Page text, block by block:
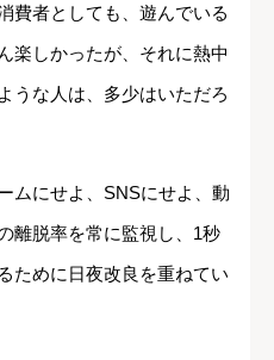
費者としても、遊んでいる
楽しかったが、それに熱中
うな人は、多少はいただろ
ムにせよ、SNSにせよ、動
離脱率を常に監視し、1秒
ために日夜改良を重ねてい